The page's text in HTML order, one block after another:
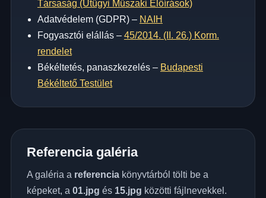
Társaság (Útügyi Műszaki Előírások)
Adatvédelem (GDPR) – NAIH
Fogyasztói elállás – 45/2014. (II. 26.) Korm.
rendelet
Békéltetés, panaszkezelés – Budapesti
Békéltető Testület
Referencia galéria
A galéria a referenciakönyvtárból tölti be a
képeket, a 01.jpg és 15.jpg közötti fájlnevekkel.